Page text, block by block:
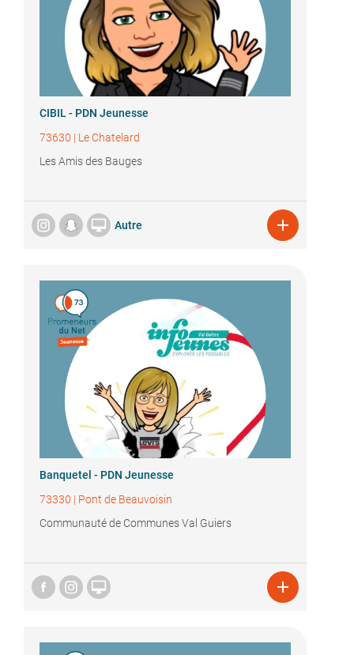
CIBIL - PDN Jeunesse
73630 | Le Chatelard
Les Amis des Bauges
 Autre 
Banquetel - PDN Jeunesse
73330 | Pont de Beauvoisin
Communauté de Communes Val Guiers
 